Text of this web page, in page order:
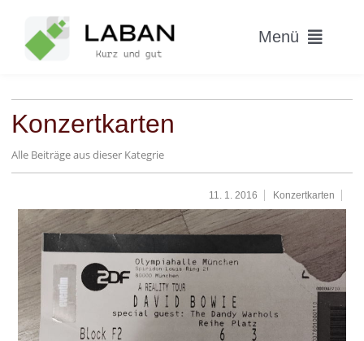
content
Menü
Hitparade
Konzertkarten
Alle Beiträge aus dieser Kategrie
11. 1. 2016 Konzertkarten